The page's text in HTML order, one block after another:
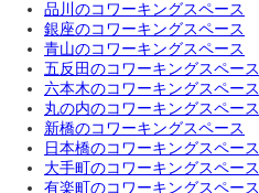
品川のコワーキングスペース
銀座のコワーキングスペース
青山のコワーキングスペース
五反田のコワーキングスペース
六本木のコワーキングスペース
丸の内のコワーキングスペース
新橋のコワーキングスペース
日本橋のコワーキングスペース
大手町のコワーキングスペース
有楽町のコワーキングスペース